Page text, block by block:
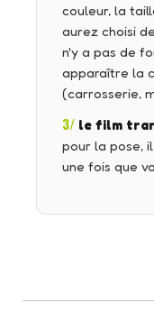
couleur, la
aurez choisi
n'y a pas de
apparaître la
(carrosserie,
3/ le film
pour la pose,
une fois que